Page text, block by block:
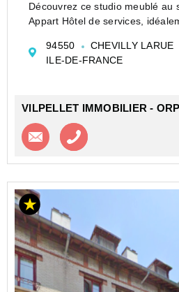
Découvrez ce studio meublé au
Appart Hôtel de services,
à Paris, Orly et aux pôles
94550 CHEVILLY LARUE
ILE-DE-FRANCE
VILPELLET IMMOBILIER - ORPI
Contacter l'agence